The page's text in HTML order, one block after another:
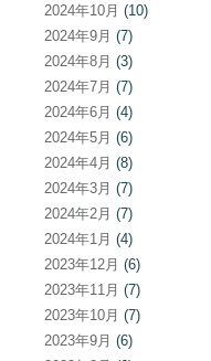
2024年10月 (10)
2024年9月 (7)
2024年8月 (3)
2024年7月 (7)
2024年6月 (4)
2024年5月 (6)
2024年4月 (8)
2024年3月 (7)
2024年2月 (7)
2024年1月 (4)
2023年12月 (6)
2023年11月 (7)
2023年10月 (7)
2023年9月 (6)